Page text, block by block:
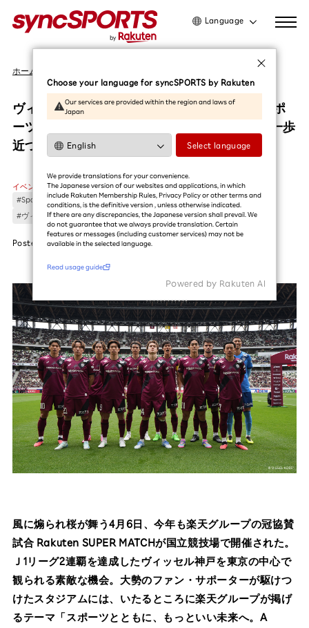
Language
日本語
简体中文
ホーム
ヴィッセル神戸の国立競技場ホームゲーム！スポ
ーツとともに向かう“もっといい未来”に、また一歩
近づいた？｜Rakuten SUPER MATCH
イベント
#Sports for Everyone
#Green for Future
#楽天スーパーマッチ
#ヴィッセル神戸
#サッカー
Posted 2025.05.02
風に煽られ桜が舞う4月6日、今年も楽天グループの冠協賛
試合 Rakuten SUPER MATCHが国立競技場で開催された。
Ｊ1リーグ2連覇を達成したヴィッセル神戸を東京の中心で
観られる素敵な機会。大勢のファン・サポーターが駆けつ
けたスタジアムには、いたるところに楽天グループが掲げ
るテーマ「スポーツとともに、もっといい未来へ。A
Choose your language for syncSPORTS by Rakuten
Our services are provided within the region and laws of
Japan
Select language
We provide translations for your convenience.
The Japanese version of our websites and applications, in which
include Rakuten Membership Rules, Privacy Policy or other terms and
conditions, is the definitive version , unless otherwise indicated.
If there are any discrepancies, the Japanese version shall prevail. We
do not guarantee that we always provide translation. Certain
features or messages (including customer services) may not be
available in the selected language.​
Read usage guide
Powered by Rakuten Al
利用ガイドを読む